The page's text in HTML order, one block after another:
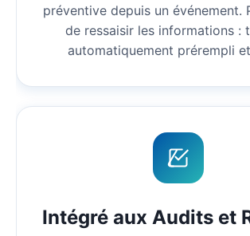
préventive depuis un événement.
de ressaisir les informations :
automatiquement prérempli
Intégré aux Audits et